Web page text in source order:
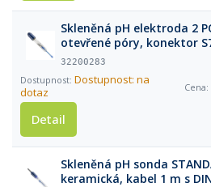
Skleněná pH elektroda 2
otevřené póry, konektor
32200283
Dostupnost: na
dotaz
Detail
Skleněná pH sonda
keramická, kabel 1 m s